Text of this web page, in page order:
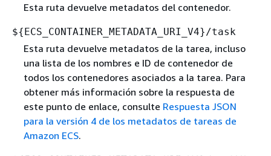
Esta ruta devuelve metadatos del contenedor.
${ECS_CONTAINER_METADATA_URI_V4}/task
Esta ruta devuelve metadatos de la tarea, incluso
una lista de los nombres e ID de contenedor de
todos los contenedores asociados a la tarea. Para
obtener más información sobre la respuesta de
este punto de enlace, consulte Respuesta JSON
para la versión 4 de los metadatos de tareas de
Amazon ECS.